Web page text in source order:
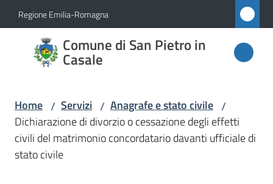
Vai al contenuto
Vai alla navigazione
Vai al footer
Regione Emilia-Romagna
Comune di San Pietro in
Casale
Comune
di San
Casale
Home / Servizi / Anagrafe e stato civile /
Dichiarazione di divorzio o cessazione degli effetti
civili del matrimonio concordatario davanti ufficiale di
stato civile